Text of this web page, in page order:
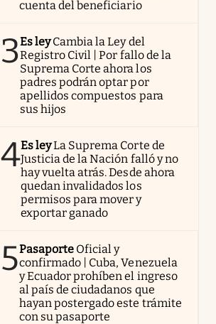
cuenta del beneficiario
3Es ley Cambia la Ley del
Registro Civil | Por fallo de la
Suprema Corte ahora los
padres podrán optar por
apellidos compuestos para
sus hijos
4Es leyLa Suprema Corte de
Justicia de la Nación falló y no
hay vuelta atrás. Desde ahora
quedan invalidados los
permisos para mover y
exportar ganado
5Pasaporte Oficial y
confirmado | Cuba, Venezuela
y Ecuador prohíben el ingreso
al país de ciudadanos que
hayan postergado este trámite
con su pasaporte